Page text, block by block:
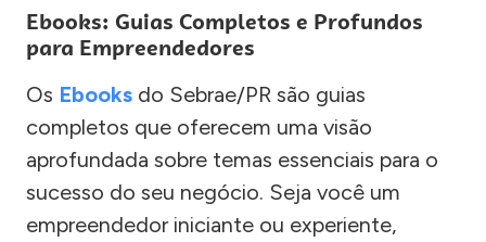
Ebooks: Guias Completos e Profundos
para Empreendedores
Os Ebooks do Sebrae/PR são guias
completos que oferecem uma visão
aprofundada sobre temas essenciais para o
sucesso do seu negócio. Seja você um
empreendedor iniciante ou experiente,